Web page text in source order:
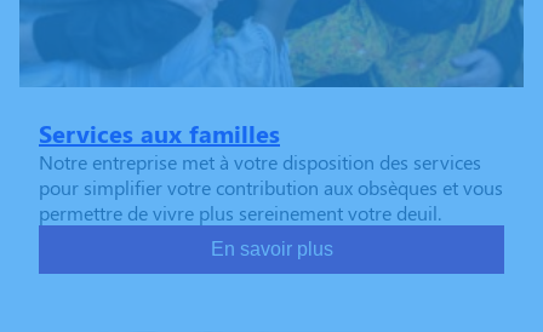
Services aux familles
Notre entreprise met à votre disposition des services
pour simplifier votre contribution aux obsèques et vous
permettre de vivre plus sereinement votre deuil.
En savoir plus